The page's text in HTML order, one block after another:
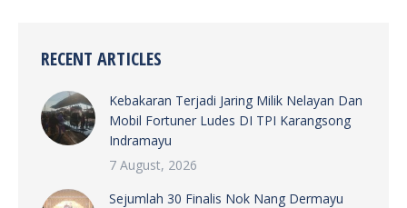
RECENT ARTICLES
Kebakaran Terjadi Jaring Milik Nelayan Dan
Mobil Fortuner Ludes DI TPI Karangsong
Indramayu
7 August, 2026
Sejumlah 30 Finalis Nok Nang Dermayu